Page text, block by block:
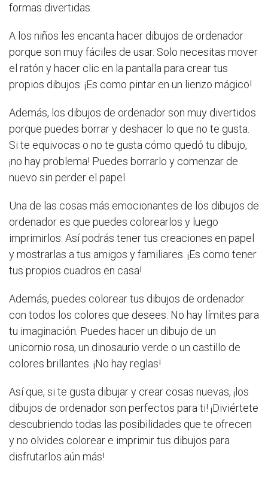
formas divertidas.
A los niños les encanta hacer dibujos de ordenador
porque son muy fáciles de usar. Solo necesitas mover
el ratón y hacer clic en la pantalla para crear tus
propios dibujos. ¡Es como pintar en un lienzo mágico!
Además, los dibujos de ordenador son muy divertidos
porque puedes borrar y deshacer lo que no te gusta.
Si te equivocas o no te gusta cómo quedó tu dibujo,
¡no hay problema! Puedes borrarlo y comenzar de
nuevo sin perder el papel.
Una de las cosas más emocionantes de los dibujos de
ordenador es que puedes colorearlos y luego
imprimirlos. Así podrás tener tus creaciones en papel
y mostrarlas a tus amigos y familiares. ¡Es como tener
tus propios cuadros en casa!
Además, puedes colorear tus dibujos de ordenador
con todos los colores que desees. No hay límites para
tu imaginación. Puedes hacer un dibujo de un
unicornio rosa, un dinosaurio verde o un castillo de
colores brillantes. ¡No hay reglas!
Así que, si te gusta dibujar y crear cosas nuevas, ¡los
dibujos de ordenador son perfectos para ti! ¡Diviértete
descubriendo todas las posibilidades que te ofrecen
y no olvides colorear e imprimir tus dibujos para
disfrutarlos aún más!